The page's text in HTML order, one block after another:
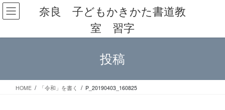
コ
ン
ン
キ
ナ
ビ
ー
に
奈良 子どもかきかた書道教
室 習字
投稿
HOME 「令和」を書く P_20190403_160825